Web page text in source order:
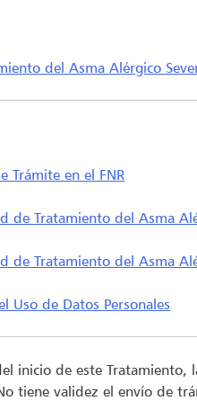
del Asma Alérgico
Trámite en el FNR
de Tratamiento del Asma
de Tratamiento del Asma
Uso de Datos Personales
inicio de este Tratamiento,
tiene validez el envío de